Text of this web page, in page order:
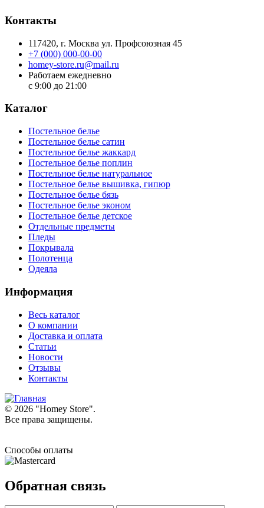
Контакты
117420, г. Москва ул. Профсоюзная 45
+7 (000) 000-00-00
homey-store.ru@mail.ru
Работаем ежедневно
с 9:00 до 21:00
Каталог
Постельное белье
Постельное белье сатин
Постельное белье жаккард
Постельное белье поплин
Постельное белье натуральное
Постельное белье вышивка, гипюр
Постельное белье бязь
Постельное белье эконом
Постельное белье детское
Отдельные предметы
Пледы
Покрывала
Полотенца
Одеяла
Информация
Весь каталог
О компании
Доставка и оплата
Статьи
Новости
Отзывы
Контакты
© 2026 "Homey Store".
Все права защищены.
Способы оплаты
Обратная связь